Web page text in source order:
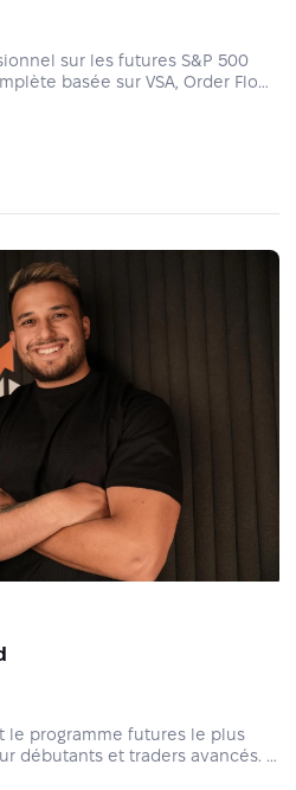
sur les futures S&P 500
basée sur VSA, Order Flow
le programme futures le plus
débutants et traders avancés. Il